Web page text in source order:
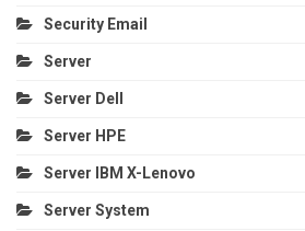
Security Email
Server
Server Dell
Server HPE
Server IBM X-Lenovo
Server System